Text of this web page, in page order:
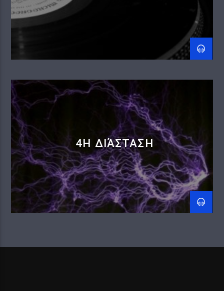
4Η ΔΙΆΣΤΑΣΗ